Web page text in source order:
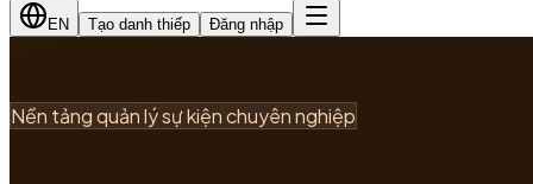
EN Tạo danh thiếp Đăng nhập
Nền tảng quản lý sự kiện chuyên nghiệp